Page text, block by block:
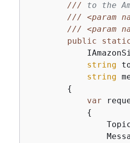
/// to the
///
<param
///
<param
public
string
string
{
var
{